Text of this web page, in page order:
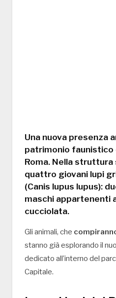
Una nuova presenza
patrimonio faunistico
Roma. Nella
quattro giovani lupi
(Canis lupus lupus):
maschi appartenenti
cucciolata.
Gli animali, che
stanno già esplorando il
dedicato all’interno del
Capitale.